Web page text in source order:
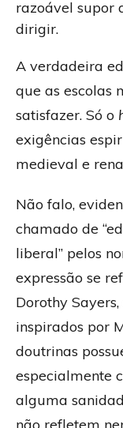
razoável supor
dirigir.
A verdadeira
que as escolas
satisfazer. Só o
exigências
medieval e
Não falo,
chamado de
liberal” pelos
expressão se
Dorothy
inspirados por
doutrinas
especialmente
alguma
não refletem